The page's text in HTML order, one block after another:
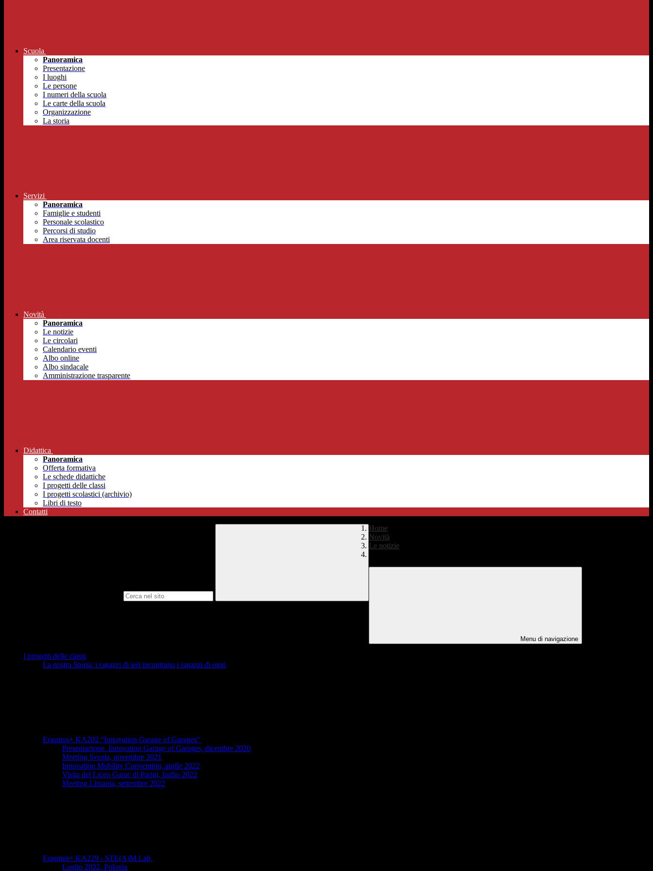
Scuola
Panoramica
Presentazione
I luoghi
Le persone
I numeri della scuola
Le carte della scuola
Organizzazione
La storia
Servizi
Panoramica
Famiglie e studenti
Personale scolastico
Percorsi di studio
Area riservata docenti
Novità
Panoramica
Le notizie
Le circolari
Calendario eventi
Albo online
Albo sindacale
Amministrazione trasparente
Didattica
Panoramica
Offerta formativa
Le schede didattiche
I progetti delle classi
I progetti scolastici (archivio)
Libri di testo
Contatti
Home
Novità
Le notizie
Menu di navigazione
I progetti delle classi
La nostra Storia: i ragazzi di ieri incontrano i ragazzi di oggi
Erasmus+ KA202 “Innovation Garage of Garages”
Presentazione Innovation Garage of Garages, dicembre 2020
Meeting Svezia, novembre 2021
Innovation Mobility Convention, aprile 2022
Visita del Liceo Garac di Parigi, luglio 2022
Meeting Lituania, settembre 2022
Erasmus+ KA229 - STE(A)M Lab
Luglio 2022, Polonia